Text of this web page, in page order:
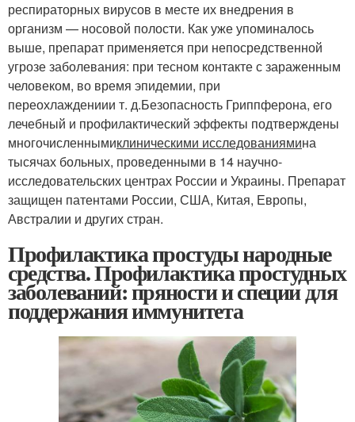
респираторных вирусов в месте их внедрения в
организм — носовой полости. Как уже упоминалось
выше, препарат применяется при непосредственной
угрозе заболевания: при тесном контакте с зараженным
человеком, во время эпидемии, при
переохлаждениии т. д.Безопасность Гриппферона, его
лечебный и профилактический эффекты подтверждены
многочисленнымиклиническими исследованиямина
тысячах больных, проведенными в 14 научно-
исследовательских центрах России и Украины. Препарат
защищен патентами России, США, Китая, Европы,
Австралии и других стран.
Профилактика простуды народные
средства. Профилактика простудных
заболеваний: пряности и специи для
поддержания иммунитета